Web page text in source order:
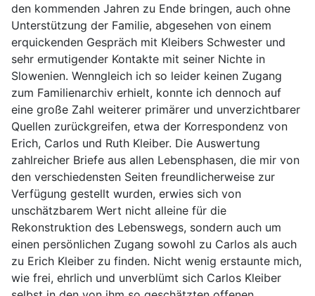
den kommenden Jahren zu Ende bringen, auch ohne
Unterstützung der Familie, abgesehen von einem
erquickenden Gespräch mit Kleibers Schwester und
sehr ermutigender Kontakte mit seiner Nichte in
Slowenien. Wenngleich ich so leider keinen Zugang
zum Familienarchiv erhielt, konnte ich dennoch auf
eine große Zahl weiterer primärer und unverzichtbarer
Quellen zurückgreifen, etwa der Korrespondenz von
Erich, Carlos und Ruth Kleiber. Die Auswertung
zahlreicher Briefe aus allen Lebensphasen, die mir von
den verschiedensten Seiten freundlicherweise zur
Verfügung gestellt wurden, erwies sich von
unschätzbarem Wert nicht alleine für die
Rekonstruktion des Lebenswegs, sondern auch um
einen persönlichen Zugang sowohl zu Carlos als auch
zu Erich Kleiber zu finden. Nicht wenig erstaunte mich,
wie frei, ehrlich und unverblümt sich Carlos Kleiber